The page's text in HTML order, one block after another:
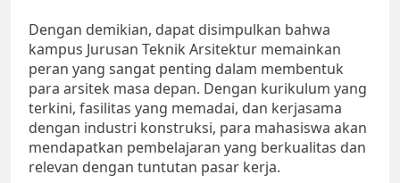
Dengan demikian, dapat disimpulkan bahwa
kampus Jurusan Teknik Arsitektur memainkan
peran yang sangat penting dalam membentuk
para arsitek masa depan. Dengan kurikulum yang
terkini, fasilitas yang memadai, dan kerjasama
dengan industri konstruksi, para mahasiswa akan
mendapatkan pembelajaran yang berkualitas dan
relevan dengan tuntutan pasar kerja.